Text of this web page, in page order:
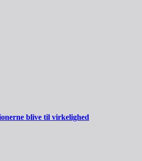
blive til virkelighed